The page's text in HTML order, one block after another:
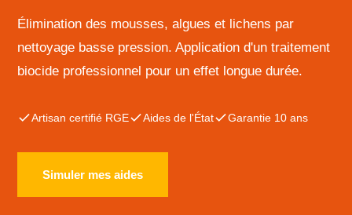
Élimination des mousses, algues et lichens par
nettoyage basse pression. Application d'un traitement
biocide professionnel pour un effet longue durée.
Artisan certifié RGE Aides de l'État Garantie 10 ans
Simuler mes aides